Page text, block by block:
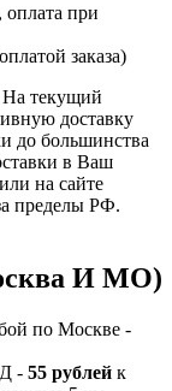
при
заказа)
На текущий
доставку
до большинства
в Ваш
на сайте
пределы РФ.
И МО)
по Москве -
- 55 рублей к